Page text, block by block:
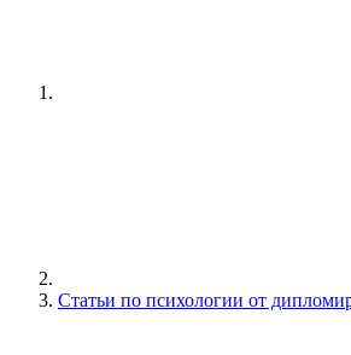
Статьи по психологии от